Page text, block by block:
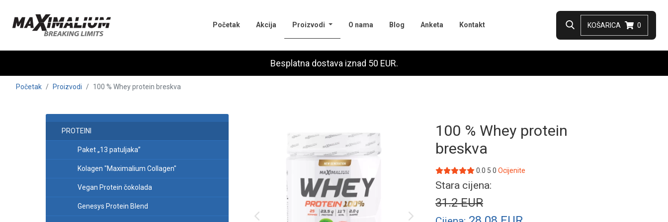
Početak Akcija Proizvodi (current)O nama Blog Anketa Kontakt KOŠARICA 0
Besplatna dostava iznad 50 EUR.
Početak Proizvodi 100 % Whey protein breskva
PROTEINI
Paket „13 patuljaka”
Kolagen "Maximalium Collagen"
Vegan Protein čokolada
Genesys Protein Blend
100 % Whey protein
breskva
0.0 5 0 Ocijenite
Stara cijena:
31.2EUR